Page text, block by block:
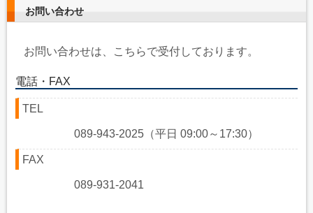
お問い合わせ
お問い合わせは、こちらで受付しております。
電話・FAX
TEL
089-943-2025（平日 09:00～17:30）
FAX
089-931-2041